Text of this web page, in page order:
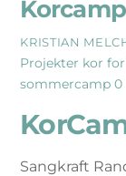
KRISTIAN
Projekter kor
sommercamp 0
Sangkraft